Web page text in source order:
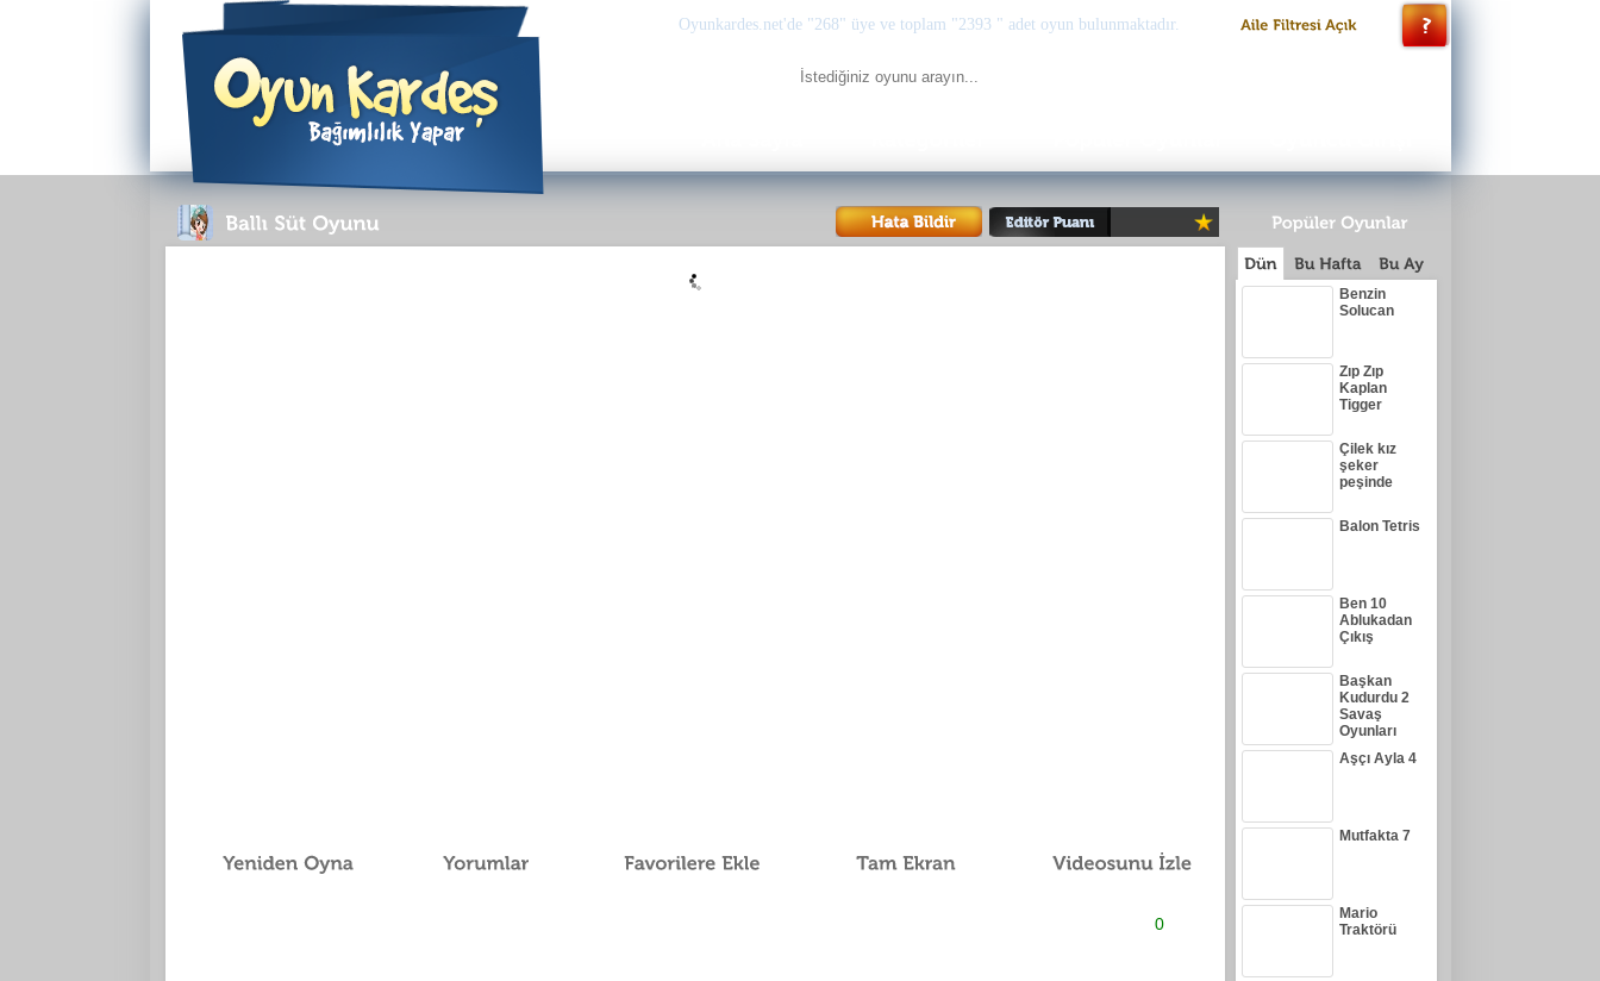
Oyunkardes.net'de "268" üye ve toplam "2393 " adet oyun bulunmaktadır.
0
Benzin
Solucan
Zıp Zıp
Kaplan
Tigger
Çilek kız
şeker
peşinde
Balon Tetris
Ben 10
Ablukadan
Çıkış
Başkan
Kudurdu 2
Savaş
Oyunları
Aşçı Ayla 4
Mutfakta 7
Mario
Traktörü